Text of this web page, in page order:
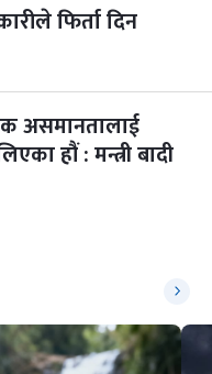
फिर्ता दिन
असमानतालाई
हौं : मन्त्री बादी